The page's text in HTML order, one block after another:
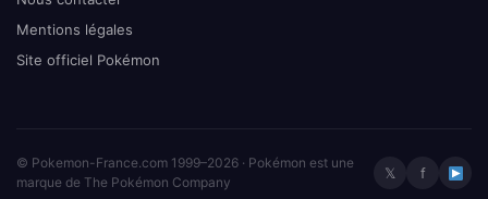
Mentions légales
Site officiel Pokémon
© Pokemon-France.com 1999–2026 · Pokémon est une
marque de The Pokémon Company
𝕏 f